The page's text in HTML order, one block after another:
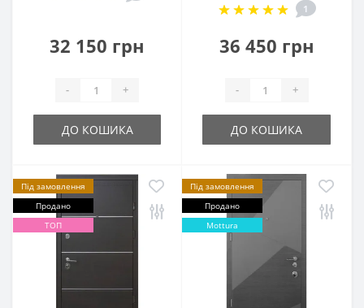
32 150 грн
- +
ДО КОШИКА
1
36 450 грн
- +
ДО КОШИКА
Під замовлення
Продано
ТОП
Під замовлення
Продано
Mottura